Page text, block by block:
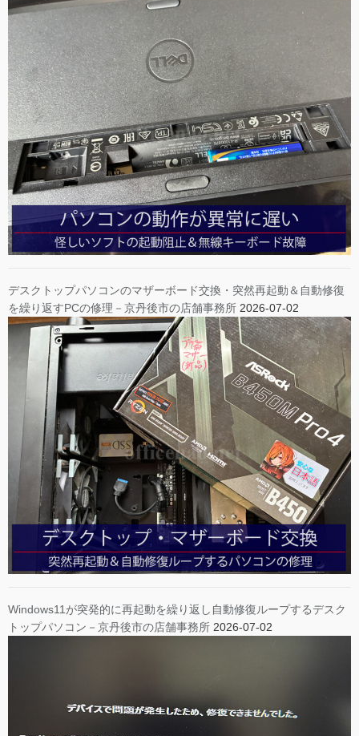
デスクトップパソコンのマザーボード交換・突然再起動＆自動修復
を繰り返すPCの修理－京丹後市の店舗事務所 2026-07-02
Windows11が突発的に再起動を繰り返し自動修復ループするデスク
トップパソコン－京丹後市の店舗事務所 2026-07-02